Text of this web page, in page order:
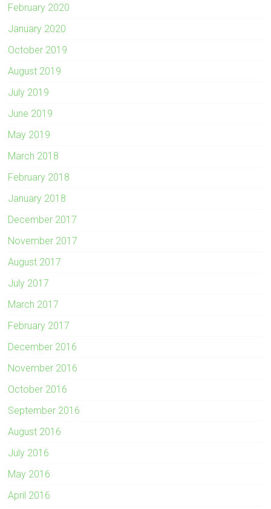
February 2020
January 2020
October 2019
August 2019
July 2019
June 2019
May 2019
March 2018
February 2018
January 2018
December 2017
November 2017
August 2017
July 2017
March 2017
February 2017
December 2016
November 2016
October 2016
September 2016
August 2016
July 2016
May 2016
April 2016